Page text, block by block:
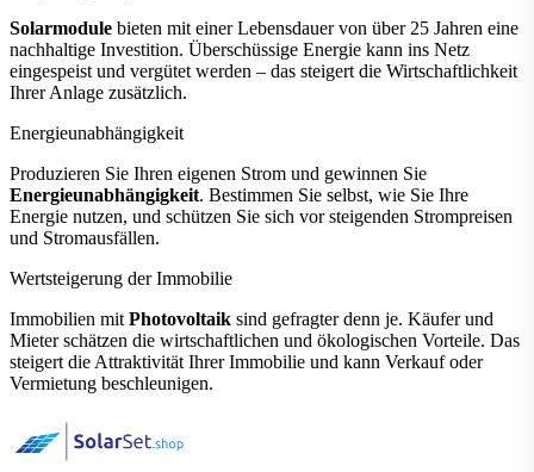
Solarmodule bieten mit einer Lebensdauer von über 25 Jahren eine
nachhaltige Investition. Überschüssige Energie kann ins Netz
eingespeist und vergütet werden – das steigert die Wirtschaftlichkeit
Ihrer Anlage zusätzlich.
Energieunabhängigkeit
Produzieren Sie Ihren eigenen Strom und gewinnen Sie
Energieunabhängigkeit. Bestimmen Sie selbst, wie Sie Ihre
Energie nutzen, und schützen Sie sich vor steigenden Strompreisen
und Stromausfällen.
Wertsteigerung der Immobilie
Immobilien mit Photovoltaik sind gefragter denn je. Käufer und
Mieter schätzen die wirtschaftlichen und ökologischen Vorteile. Das
steigert die Attraktivität Ihrer Immobilie und kann Verkauf oder
Vermietung beschleunigen.